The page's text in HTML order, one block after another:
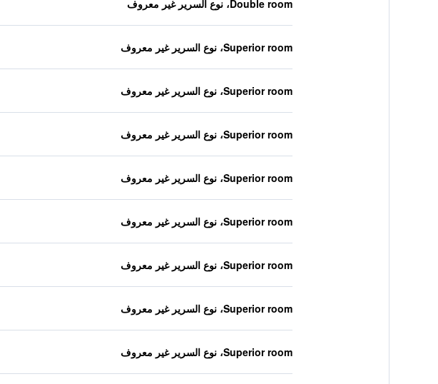
Double room، نوع السرير غير معروف
Superior room، نوع السرير غير معروف
Superior room، نوع السرير غير معروف
Superior room، نوع السرير غير معروف
Superior room، نوع السرير غير معروف
Superior room، نوع السرير غير معروف
Superior room، نوع السرير غير معروف
Superior room، نوع السرير غير معروف
Superior room، نوع السرير غير معروف